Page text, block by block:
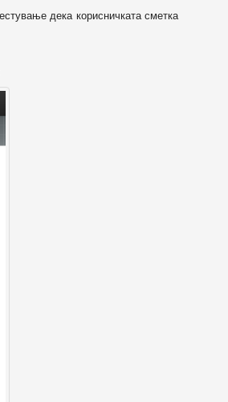
дека корисничката сметка